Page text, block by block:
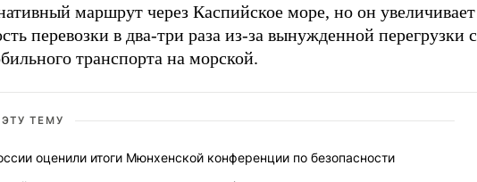
маршрут через Каспийское море, но он увеличивает
перевозки в два-три раза из-за вынужденной перегрузки с
транспорта на морской.
ЭТУ ТЕМУ
оценили итоги Мюнхенской конференции по безопасности